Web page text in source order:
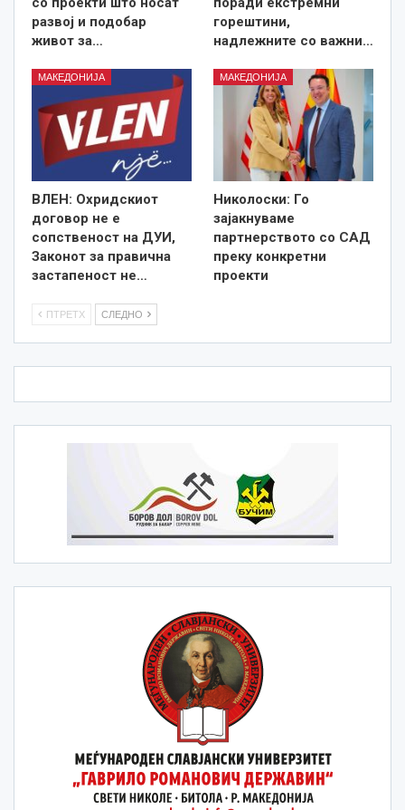
развој и подобар
живот за…
горештини,
надлежните со важни…
МАКЕДОНИЈА
ВЛЕН: Охридскиот
договор не е
сопственост на ДУИ,
Законот за правична
застапеност не…
МАКЕДОНИЈА
Николоски: Го
зајакнуваме
партнерството со САД
преку конкретни
проекти
ПТРЕТХ СЛЕДНО